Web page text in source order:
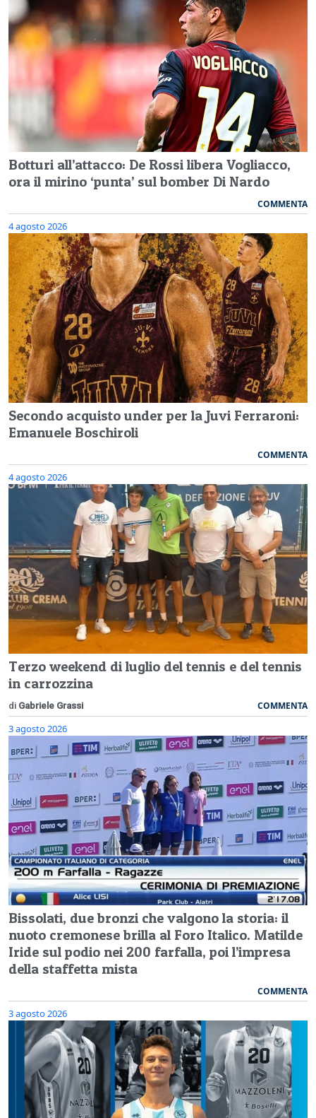
Botturi all’attacco: De Rossi libera Vogliacco,
ora il mirino ‘punta’ sul bomber Di Nardo
COMMENTA
4 agosto 2026
Secondo acquisto under per la Juvi Ferraroni:
Emanuele Boschiroli
COMMENTA
4 agosto 2026
Terzo weekend di luglio del tennis e del tennis
in carrozzina
di Gabriele Grassi COMMENTA
3 agosto 2026
Bissolati, due bronzi che valgono la storia: il
nuoto cremonese brilla al Foro Italico. Matilde
Iride sul podio nei 200 farfalla, poi l’impresa
della staffetta mista
COMMENTA
3 agosto 2026